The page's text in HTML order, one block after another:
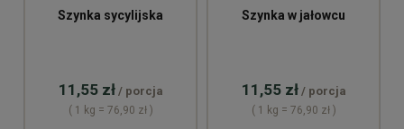
Szynka sycylijska
11,55 zł / porcja
( 1 kg = 76,90 zł )
Szynka w jałowcu
11,55 zł / porcja
( 1 kg = 76,90 zł )